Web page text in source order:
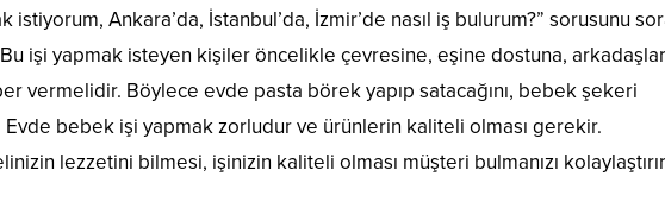
Ankara’da, İstanbul’da, İzmir’de nasıl iş bulurum?” sorusunu
işi yapmak isteyen kişiler öncelikle çevresine, eşine dostuna,
vermelidir. Böylece evde pasta börek yapıp satacağını, bebek şekeri
bebek işi yapmak zorludur ve ürünlerin kaliteli olması gerekir.
lezzetini bilmesi, işinizin kaliteli olması müşteri bulmanızı